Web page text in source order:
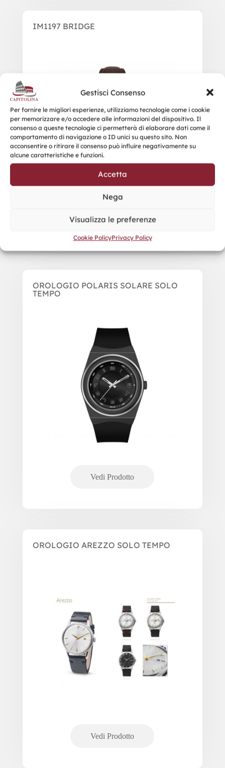
Gestisci Consenso
Per fornire le migliori esperienze, utilizziamo tecnologie come i cookie
per memorizzare e/o accedere alle informazioni del dispositivo. Il
consenso a queste tecnologie ci permetterà di elaborare dati come il
comportamento di navigazione o ID unici su questo sito. Non
acconsentire o ritirare il consenso può influire negativamente su
alcune caratteristiche e funzioni.
Accetta
Nega
Visualizza le preferenze
Cookie PolicyPrivacy Policy
IM1197 BRIDGE
OROLOGIO POLARIS SOLARE SOLO
TEMPO
OROLOGIO AREZZO SOLO TEMPO